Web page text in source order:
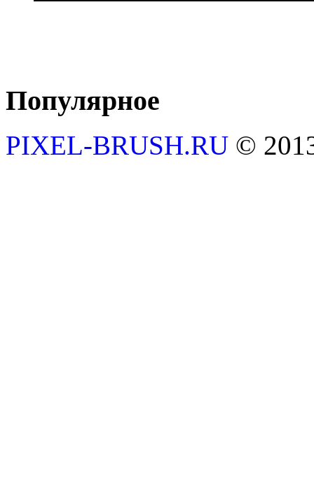
Популярное
PIXEL-BRUSH.RU ©